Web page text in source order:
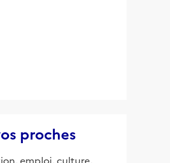
proches
emploi, culture,